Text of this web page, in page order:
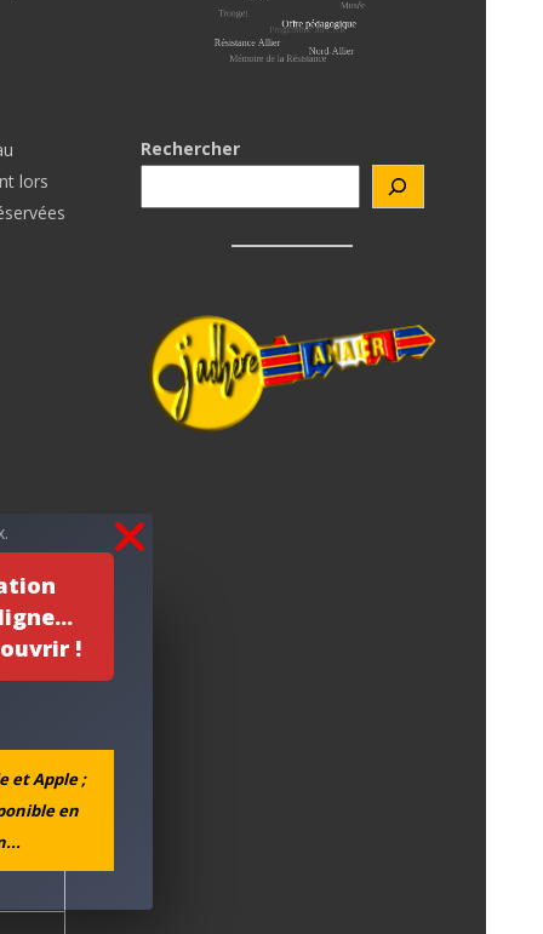
!
et Apple ;
en
lors
Rechercher